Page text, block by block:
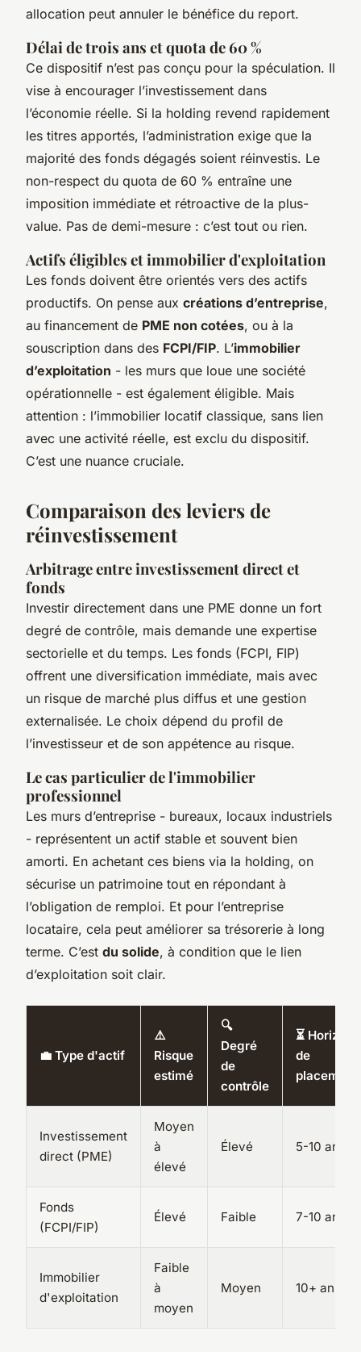
allocation peut annuler le bénéfice du report.
Délai de trois ans et quota de 60 %
Ce dispositif n’est pas conçu pour la spéculation. Il
vise à encourager l’investissement dans
l’économie réelle. Si la holding revend rapidement
les titres apportés, l’administration exige que la
majorité des fonds dégagés soient réinvestis. Le
non-respect du quota de 60 % entraîne une
imposition immédiate et rétroactive de la plus-
value. Pas de demi-mesure : c’est tout ou rien.
Actifs éligibles et immobilier d'exploitation
Les fonds doivent être orientés vers des actifs
productifs. On pense aux créations d’entreprise,
au financement de PME non cotées, ou à la
souscription dans des FCPI/FIP. L’immobilier
d’exploitation - les murs que loue une société
opérationnelle - est également éligible. Mais
attention : l’immobilier locatif classique, sans lien
avec une activité réelle, est exclu du dispositif.
C’est une nuance cruciale.
Comparaison des leviers de
réinvestissement
Arbitrage entre investissement direct et
fonds
Investir directement dans une PME donne un fort
degré de contrôle, mais demande une expertise
sectorielle et du temps. Les fonds (FCPI, FIP)
offrent une diversification immédiate, mais avec
un risque de marché plus diffus et une gestion
externalisée. Le choix dépend du profil de
l’investisseur et de son appétence au risque.
Le cas particulier de l'immobilier
professionnel
Les murs d’entreprise - bureaux, locaux industriels
- représentent un actif stable et souvent bien
amorti. En achetant ces biens via la holding, on
sécurise un patrimoine tout en répondant à
l’obligation de remploi. Et pour l’entreprise
locataire, cela peut améliorer sa trésorerie à long
terme. C’est du solide, à condition que le lien
d’exploitation soit clair.
💼 Type d'actif
⚠️
Risque
estimé
🔍
Degré
de
contrôle
⏳ Horizon
de
placement
Investissement
direct (PME)
Moyen
à
élevé
Élevé 5-10 ans
Fonds
(FCPI/FIP)
Élevé Faible 7-10 ans
Immobilier
d'exploitation
Faible
à
moyen
Moyen 10+ ans